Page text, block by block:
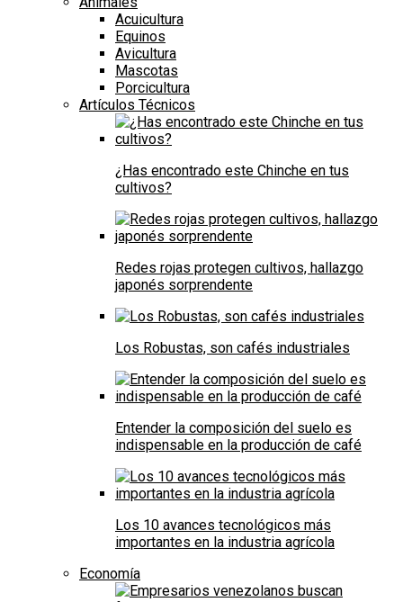
Acuicultura
Equinos
Avicultura
Mascotas
Porcicultura
Artículos Técnicos
¿Has encontrado este Chinche en tus
cultivos?
Redes rojas protegen cultivos, hallazgo
japonés sorprendente
Los Robustas, son cafés industriales
Entender la composición del suelo es
indispensable en la producción de café
Los 10 avances tecnológicos más
importantes en la industria agrícola
Economía